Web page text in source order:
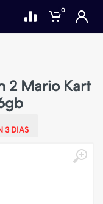
0
2 Mario Kart
3 DIAS